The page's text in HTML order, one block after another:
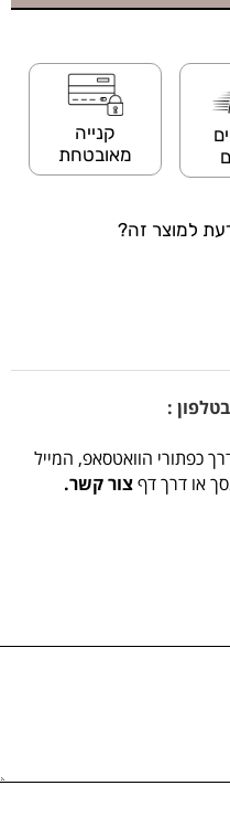
קנייה
מאובטחת
למוצר זה?
:
כפתורי הוואטסאפ, המייל
או דרך דףצור קשר.